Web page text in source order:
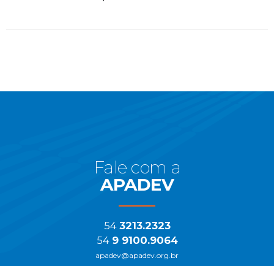
Fale com a
APADEV
54 3213.2323
54 9 9100.9064
apadev@apadev.org.br